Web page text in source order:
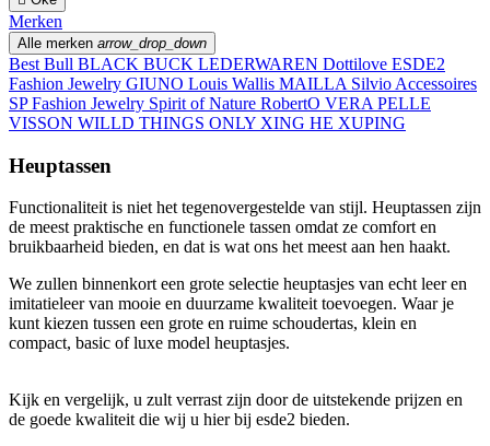
Merken
Alle merken arrow_drop_down
Best Bull BLACK BUCK LEDERWAREN Dottilove ESDE2
Fashion Jewelry GIUNO Louis Wallis MAILLA Silvio Accessoires
SP Fashion Jewelry Spirit of Nature RobertO VERA PELLE
VISSON WILLD THINGS ONLY XING HE XUPING
Heuptassen
Functionaliteit is niet het tegenovergestelde van stijl. Heuptassen zijn
de meest praktische en functionele tassen omdat ze comfort en
bruikbaarheid bieden, en dat is wat ons het meest aan hen haakt.
We zullen binnenkort een grote selectie heuptasjes van echt leer en
imitatieleer van mooie en duurzame kwaliteit toevoegen. Waar je
kunt kiezen tussen een grote en ruime schoudertas, klein en
compact, basic of luxe model heuptasjes.
Kijk en vergelijk, u zult verrast zijn door de uitstekende prijzen en
de goede kwaliteit die wij u hier bij esde2 bieden.